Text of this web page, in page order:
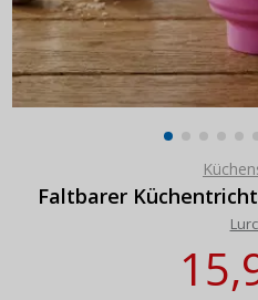
Faltbarer